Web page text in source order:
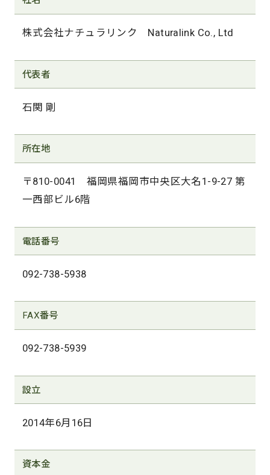
株式会社ナチュラリンク Naturalink Co., Ltd
代表者
石関 剛
所在地
〒810-0041 福岡県福岡市中央区大名1-9-27 第
一西部ビル6階
電話番号
092-738-5938
FAX番号
092-738-5939
設立
2014年6月16日
資本金